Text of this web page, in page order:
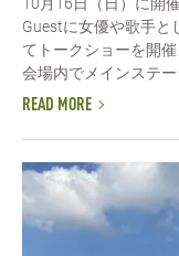
Guestに女優や歌手と
てトークショーを開
会場内でメインステー
READ MORE